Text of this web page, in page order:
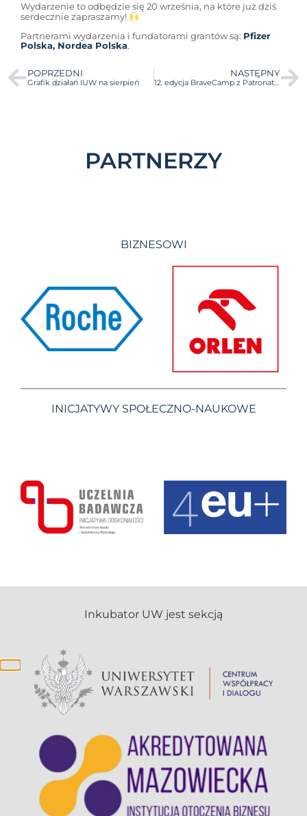
Wydarzenie to odbędzie się 20 września, na które już dziś
serdecznie zapraszamy!
Partnerami wydarzenia i fundatorami grantów są: Pfizer
Polska, Nordea Polska.
POPRZEDNI
Grafik działań IUW na sierpień
NASTĘPNY
12. edycja BraveCamp z Patronatem Honorowym Ministra Nauki i Szkolnictwa Wyższego!
PARTNERZY
BIZNESOWI
INICJATYWY SPOŁECZNO-NAUKOWE